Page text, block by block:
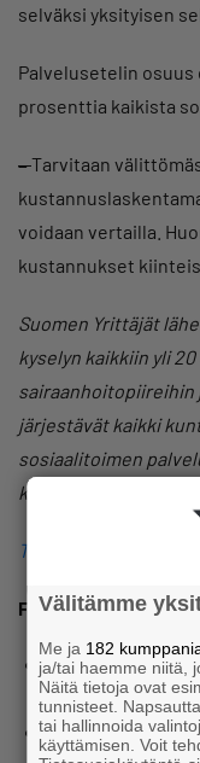
selväksi yksityisen
Palvelusetelin osuus
prosenttia kaikista
–Tarvitaan
voidaan vertailla.
kustannukset
Suomen Yrittäjät
kyselyn kaikkiin yli
sairaanhoitopiireihin
järjestävät kaikki
sosiaalitoimen
kaiken kaikkiaan 53
Tutustu Parempaa
Fakta: Miksi
Sote-sektorille
vuosittain.
Alalla
Välitämme
Me ja 182
ja/tai haemme niitä,
Näitä tietoja ovat
tunnisteet.
tai hallinnoida
käyttämisen. Voit